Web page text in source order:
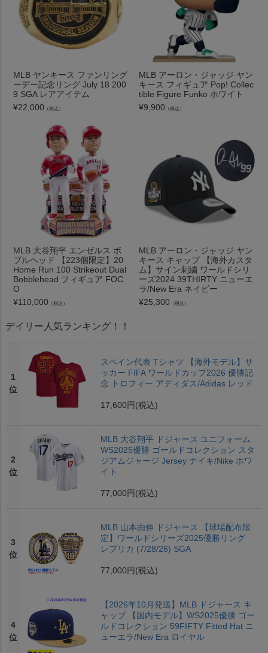
MLB ヤンキース ファンリング
ーデー記念リング July 18 200
9 SGA レアアイテム
¥22,000 （税込）
MLB アーロン・ジャッジ ヤン
キース フィギュア Pop! Collec
tible Figure Funko ホワイト
¥9,900 （税込）
MLB 大谷翔平 エンゼルス ボ
ブルヘッド 【223個限定】20
Home Run 100 Strikeout Dual
Bobblehead フィギュア FOC
O
¥110,000 （税込）
MLB アーロン・ジャッジ ヤン
キース キャップ 【海外カスタ
ム】サイン刺繍 ワールドシリ
ーズ2024 39THIRTY ニューエ
ラ/New Era ネイビー
¥25,300 （税込）
デイリー人気ランキング！！
1
位
スペイン代表 Tシャツ 【海外モデル】サ
ッカー FIFA ワールドカップ2026 優勝記
念 トロフィー アディダス/Adidas レッド
17,600円 (税込)
2
位
MLB 大谷翔平 ドジャース ユニフォーム
WS2025優勝 ゴールドコレクション スタ
ジアムジャージ Jersey ナイキ/Nike ホワ
イト
77,000円 (税込)
3
位
MLB 山本由伸 ドジャース 【球場配布限
定】ワールドシリーズ2025優勝リング
レプリカ (7/28/26) SGA
77,000円 (税込)
4
位
【2026年10月発送】MLB ドジャース キ
ャップ 【国内モデル】WS2025優勝 ゴー
ルドコレクション 59FIFTY Fitted Hat ニ
ューエラ/New Era ロイヤル